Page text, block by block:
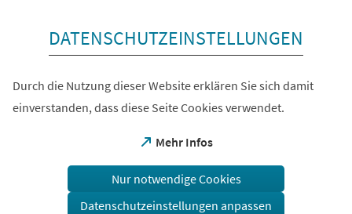
DATENSCHUTZEINSTELLUNGEN
Durch die Nutzung dieser Website erklären Sie sich damit
einverstanden, dass diese Seite Cookies verwendet.
Mehr Infos
(Öffnet
einem
Tab)
Nur notwendige Cookies
Datenschutzeinstellungen anpassen